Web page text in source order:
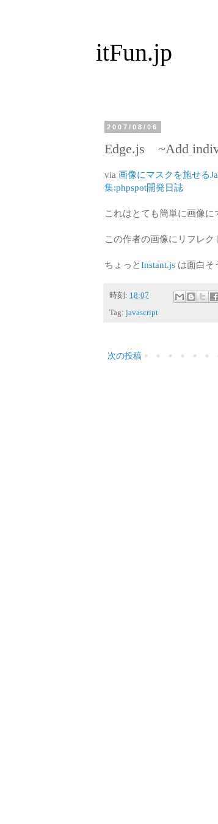
itFun.jp
2007/08/06
Edge.js ~Add
via 画像にマスクを施せる
集:phpspot開発日誌
これはとても簡単に画像に
この作者の画像にリフレク
ちょっとInstant.js は面白そ
時刻: 18:07
Tag: javascript
次の投稿